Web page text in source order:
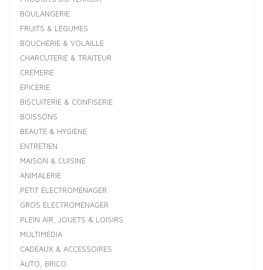
BOULANGERIE
FRUITS & LÉGUMES
BOUCHERIE & VOLAILLE
CHARCUTERIE & TRAITEUR
CRÈMERIE
ÉPICERIE
BISCUITERIE & CONFISERIE
BOISSONS
BEAUTÉ & HYGIÈNE
ENTRETIEN
MAISON & CUISINE
ANIMALERIE
PETIT ÉLECTROMÉNAGER
GROS ÉLECTROMÉNAGER
PLEIN AIR, JOUETS & LOISIRS
MULTIMÉDIA
CADEAUX & ACCESSOIRES
AUTO, BRICO